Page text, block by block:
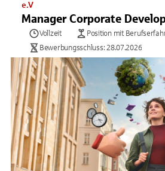
e.V
Manager Corporate
Vollzeit Position mit
Bewerbungsschluss: 28.07.2026